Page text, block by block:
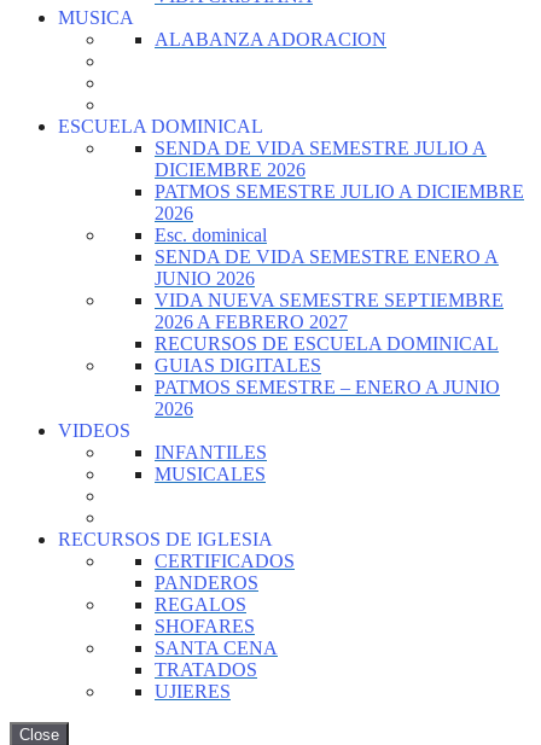
MUSICA
ALABANZA ADORACION
ESCUELA DOMINICAL
SENDA DE VIDA SEMESTRE JULIO A
DICIEMBRE 2026
PATMOS SEMESTRE JULIO A DICIEMBRE
2026
Esc. dominical
SENDA DE VIDA SEMESTRE ENERO A
JUNIO 2026
VIDA NUEVA SEMESTRE SEPTIEMBRE
2026 A FEBRERO 2027
RECURSOS DE ESCUELA DOMINICAL
GUIAS DIGITALES
PATMOS SEMESTRE – ENERO A JUNIO
2026
VIDEOS
INFANTILES
MUSICALES
RECURSOS DE IGLESIA
CERTIFICADOS
PANDEROS
REGALOS
SHOFARES
SANTA CENA
TRATADOS
UJIERES
Close